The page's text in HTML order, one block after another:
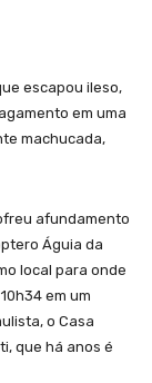
escapou ileso,
em uma
machucada,
afundamento
Águia da
local para onde
em um
o Casa
que há anos é